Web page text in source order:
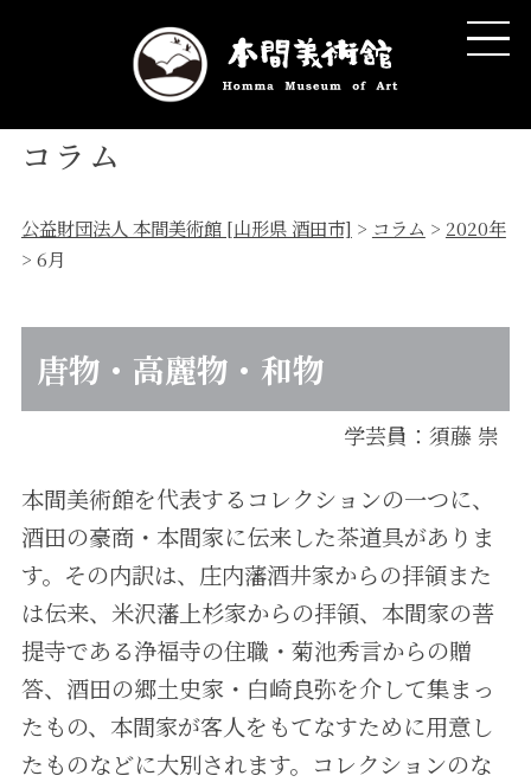
コラム
公益財団法人 本間美術館 [山形県 酒田市] > コラム > 2020年
> 6月
唐物・高麗物・和物
学芸員：須藤 崇
本間美術館を代表するコレクションの一つに、
酒田の豪商・本間家に伝来した茶道具がありま
す。その内訳は、庄内藩酒井家からの拝領また
は伝来、米沢藩上杉家からの拝領、本間家の菩
提寺である浄福寺の住職・菊池秀言からの贈
答、酒田の郷土史家・白崎良弥を介して集まっ
たもの、本間家が客人をもてなすために用意し
たものなどに大別されます。コレクションのな